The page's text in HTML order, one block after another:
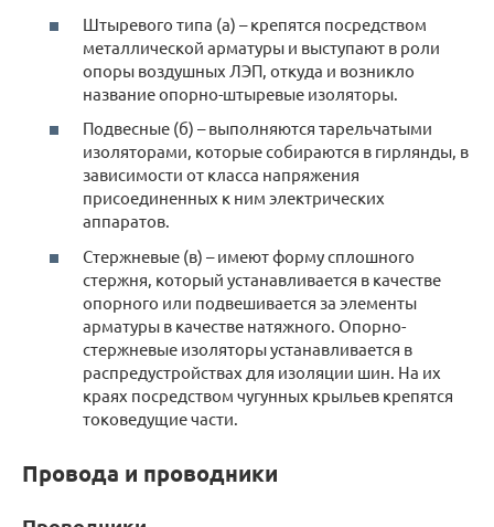
Штыревого типа (а) – крепятся посредством
металлической арматуры и выступают в роли
опоры воздушных ЛЭП, откуда и возникло
название опорно-штыревые изоляторы.
Подвесные (б) – выполняются тарельчатыми
изоляторами, которые собираются в гирлянды, в
зависимости от класса напряжения
присоединенных к ним электрических
аппаратов.
Стержневые (в) – имеют форму сплошного
стержня, который устанавливается в качестве
опорного или подвешивается за элементы
арматуры в качестве натяжного. Опорно-
стержневые изоляторы устанавливается в
распредустройствах для изоляции шин. На их
краях посредством чугунных крыльев крепятся
токоведущие части.
Провода и проводники